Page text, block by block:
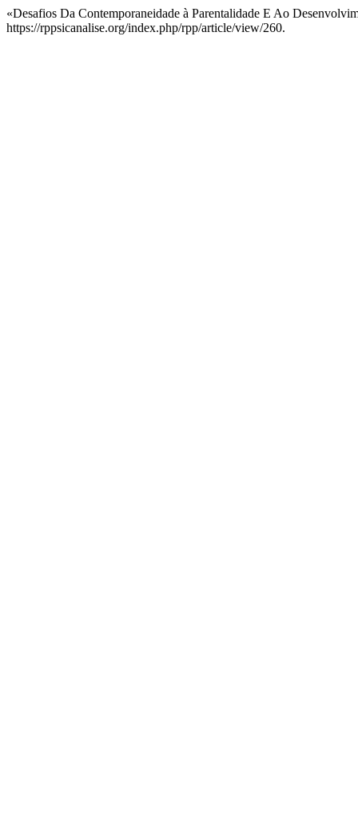
«Desafios Da Contemporaneidade à Parentalidade E Ao
https://rppsicanalise.org/index.php/rpp/article/view/260.